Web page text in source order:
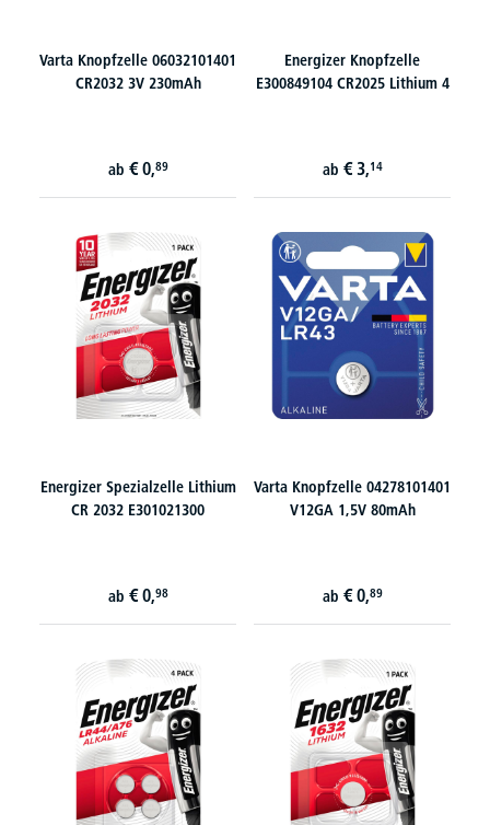
Varta Knopfzelle 06032101401
CR2032 3V 230mAh
ab € 0,89
Energizer Knopfzelle
E300849104 CR2025 Lithium 4
ab € 3,14
Energizer Spezialzelle Lithium
CR 2032 E301021300
ab € 0,98
Varta Knopfzelle 04278101401
V12GA 1,5V 80mAh
ab € 0,89